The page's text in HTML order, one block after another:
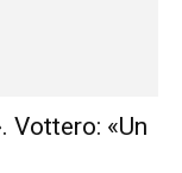
Vottero: «Un